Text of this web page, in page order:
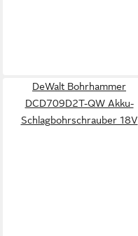
DeWalt Bohrhammer
DCD709D2T-QW Akku-
Schlagbohrschrauber 18V